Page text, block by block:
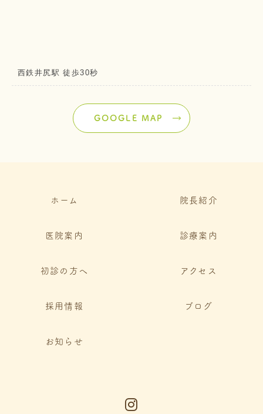
西鉄井尻駅 徒歩30秒
GOOGLE MAP
ホーム 院長紹介
医院案内 診療案内
初診の方へ アクセス
採用情報 ブログ
お知らせ